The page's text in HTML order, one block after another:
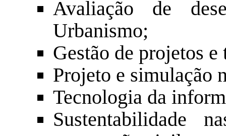
Avaliação de
Urbanismo;
Gestão de projetos
Projeto e simulação
Tecnologia da
Sustentabilidade